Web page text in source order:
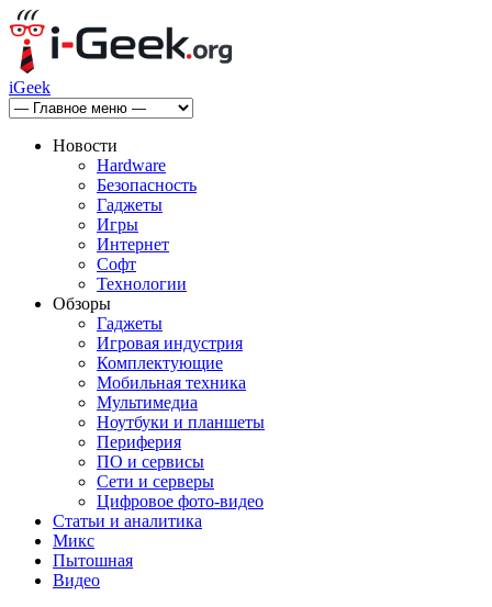
iGeek
Новости
Hardware
Безопасность
Гаджеты
Игры
Интернет
Софт
Технологии
Обзоры
Гаджеты
Игровая индустрия
Комплектующие
Мобильная техника
Мультимедиа
Ноутбуки и планшеты
Периферия
ПО и сервисы
Сети и серверы
Цифровое фото-видео
Статьи и аналитика
Микс
Пытошная
Видео